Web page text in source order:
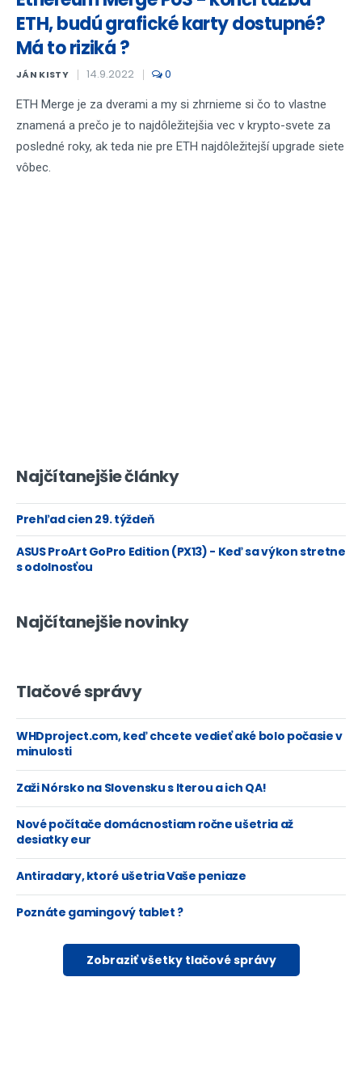
ETH, budú grafické karty dostupné?
Má to riziká ?
JÁN KISTY 14.9.2022 0
ETH Merge je za dverami a my si zhrnieme si čo to vlastne
znamená a prečo je to najdôležitejšia vec v krypto-svete za
posledné roky, ak teda nie pre ETH najdôležitejší upgrade siete
vôbec.
Najčítanejšie články
Prehľad cien 29. týždeň
ASUS ProArt GoPro Edition (PX13) - Keď sa výkon stretne
s odolnosťou
Najčítanejšie novinky
Tlačové správy
WHDproject.com, keď chcete vedieť aké bolo počasie v
minulosti
Zaži Nórsko na Slovensku s Iterou a ich QA!
Nové počítače domácnostiam ročne ušetria až
desiatky eur
Antiradary, ktoré ušetria Vaše peniaze
Poznáte gamingový tablet ?
Zobraziť všetky tlačové správy